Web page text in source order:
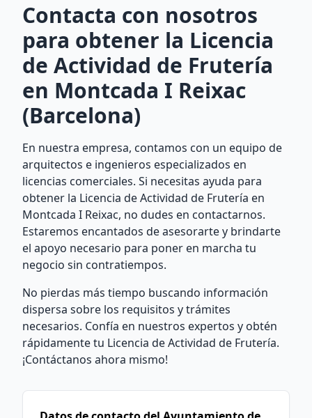
Contacta con nosotros
para obtener la Licencia
de Actividad de Frutería
en Montcada I Reixac
(Barcelona)
En nuestra empresa, contamos con un equipo de
arquitectos e ingenieros especializados en
licencias comerciales. Si necesitas ayuda para
obtener la Licencia de Actividad de Frutería en
Montcada I Reixac, no dudes en contactarnos.
Estaremos encantados de asesorarte y brindarte
el apoyo necesario para poner en marcha tu
negocio sin contratiempos.
No pierdas más tiempo buscando información
dispersa sobre los requisitos y trámites
necesarios. Confía en nuestros expertos y obtén
rápidamente tu Licencia de Actividad de Frutería.
¡Contáctanos ahora mismo!